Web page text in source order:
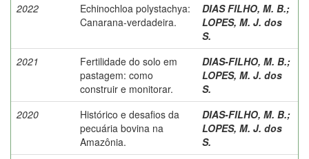
2022
Echinochloa polystachya:
Canarana-verdadeira.
DIAS FILHO, M. B.;
LOPES, M. J. dos
S.
2021
Fertilidade do solo em
pastagem: como
construir e monitorar.
DIAS-FILHO, M. B.;
LOPES, M. J. dos
S.
2020
Histórico e desafios da
pecuária bovina na
Amazônia.
DIAS-FILHO, M. B.;
LOPES, M. J. dos
S.